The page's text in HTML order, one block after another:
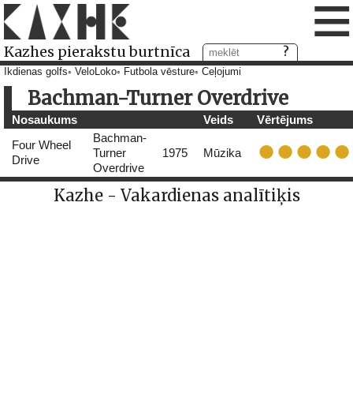
Kazhes pierakstu burtnīca ≡
Ikdienas golfs VeloLoko Futbola vēsture Ceļojumi
Bachman-Turner Overdrive
Nosaukums Veids
Vērtējums
Four Wheel
Drive
Bachman-
Turner
Overdrive
1975 Mūzika
Kazhe - Vakardienas analītiķis